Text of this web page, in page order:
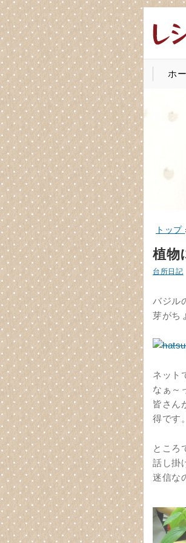
ホ
トップ
植物
台所日記
バジル
芽がち
ネット
なぁ～
皆さん
得です。
ところ
話し掛
迷信な